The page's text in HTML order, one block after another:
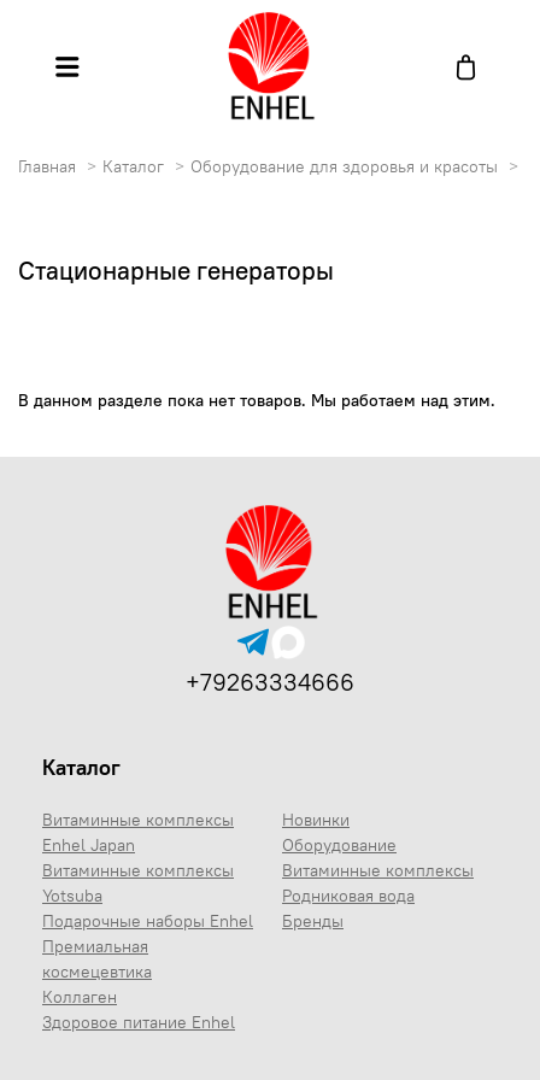
Главная Каталог Оборудование для здоровья и красоты
Стационарные генераторы
В данном разделе пока нет товаров. Мы работаем над этим.
Каталог
Витаминные комплексы
Enhel Japan
Витаминные комплексы
Yotsuba
Подарочные наборы Enhel
Премиальная
космецевтика
Коллаген
Здоровое питание Enhel
Новинки
Оборудование
Витаминные комплексы
Родниковая вода
Бренды
+79263334666